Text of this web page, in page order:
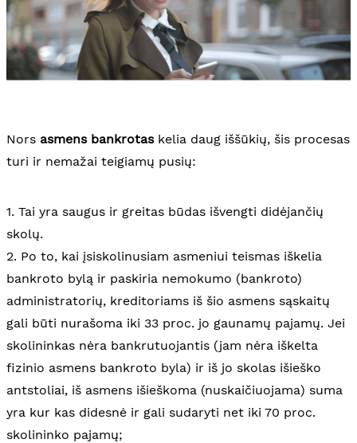
Nors asmens bankrotaskelia daug iššūkių, šis procesas
turi ir nemažai teigiamų pusių:
1. Tai yra saugus ir greitas būdas išvengti didėjančių
skolų.
2. Po to, kai įsiskolinusiam asmeniui teismas iškelia
bankroto bylą ir paskiria nemokumo (bankroto)
administratorių, kreditoriams iš šio asmens sąskaitų
gali būti nurašoma iki 33 proc. jo gaunamų pajamų. Jei
skolininkas nėra bankrutuojantis (jam nėra iškelta
fizinio asmens bankroto byla) ir iš jo skolas išieško
antstoliai, iš asmens išieškoma (nuskaičiuojama) suma
yra kur kas didesnė ir gali sudaryti net iki 70 proc.
skolininko pajamų;